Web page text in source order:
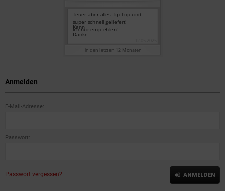
Anmelden
E-Mail-Adresse:
Passwort:
Passwort vergessen? ANMELDEN